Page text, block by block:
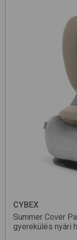
CYBEX
Summer Cover
gyerekülés nyári